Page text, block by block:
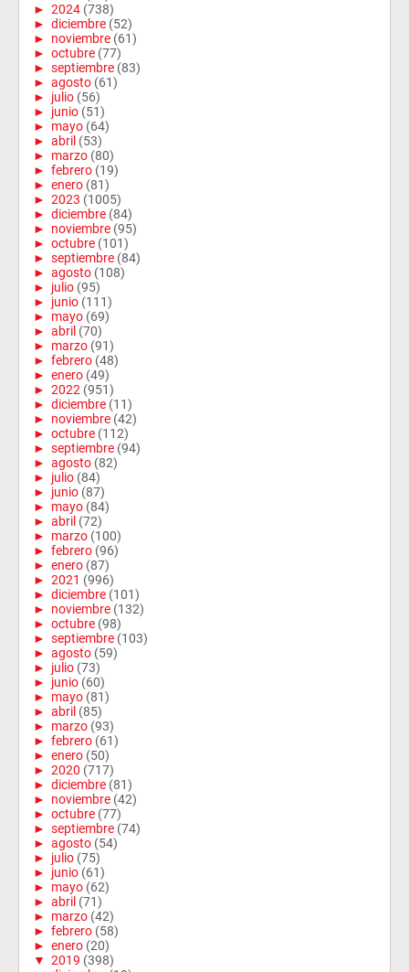
► 2024 (738)
► diciembre (52)
► noviembre (61)
► octubre (77)
► septiembre (83)
► agosto (61)
► julio (56)
► junio (51)
► mayo (64)
► abril (53)
► marzo (80)
► febrero (19)
► enero (81)
► 2023 (1005)
► diciembre (84)
► noviembre (95)
► octubre (101)
► septiembre (84)
► agosto (108)
► julio (95)
► junio (111)
► mayo (69)
► abril (70)
► marzo (91)
► febrero (48)
► enero (49)
► 2022 (951)
► diciembre (11)
► noviembre (42)
► octubre (112)
► septiembre (94)
► agosto (82)
► julio (84)
► junio (87)
► mayo (84)
► abril (72)
► marzo (100)
► febrero (96)
► enero (87)
► 2021 (996)
► diciembre (101)
► noviembre (132)
► octubre (98)
► septiembre (103)
► agosto (59)
► julio (73)
► junio (60)
► mayo (81)
► abril (85)
► marzo (93)
► febrero (61)
► enero (50)
► 2020 (717)
► diciembre (81)
► noviembre (42)
► octubre (77)
► septiembre (74)
► agosto (54)
► julio (75)
► junio (61)
► mayo (62)
► abril (71)
► marzo (42)
► febrero (58)
► enero (20)
▼ 2019 (398)